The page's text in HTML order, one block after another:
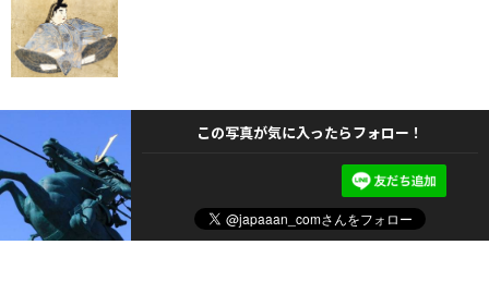
この写真が気に入ったらフォロー！